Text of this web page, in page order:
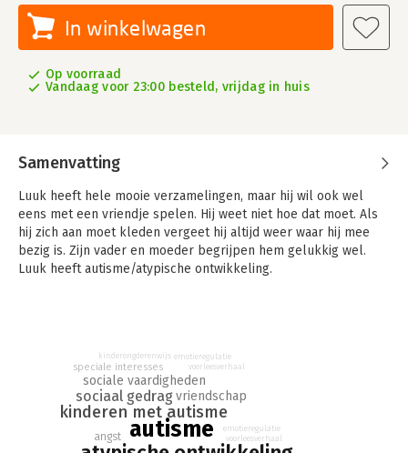
In winkelwagen
Op voorraad
Vandaag voor 23:00 besteld, vrijdag in huis
Samenvatting
Luuk heeft hele mooie verzamelingen, maar hij wil ook wel
eens met een vriendje spelen. Hij weet niet hoe dat moet. Als
hij zich aan moet kleden vergeet hij altijd weer waar hij mee
bezig is. Zijn vader en moeder begrijpen hem gelukkig wel.
Luuk heeft autisme/atypische ontwikkeling.
kan ook als voorlichtingsboek gebruikt worden om kinderen
duidelijk te maken wat ASS/ATO is en hoe je ermee om kunt
Dit boek is een hulpmiddel om de problematiek uit te leggen
en bespreekbaar te maken.
autisme
kinderen met autisme
sociaal gedrag
sociale vaardigheden
vriendschap
angst
speciale interesses
kinderongderenwijs emotieregulatie
voorleesverhaal
emotieregulatie
voorleesverhaal